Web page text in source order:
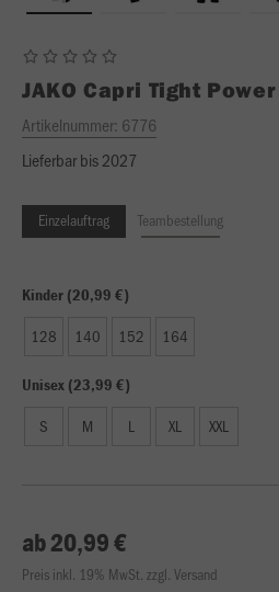
JAKO Capri Tight Power
Artikelnummer: 6776
Lieferbar bis 2027
Einzelauftrag Teambestellung
Kinder (20,99 €)
128 140 152 164
Unisex (23,99 €)
S M L XL XXL
ab 20,99 €
Preis inkl. 19% MwSt. zzgl. Versand